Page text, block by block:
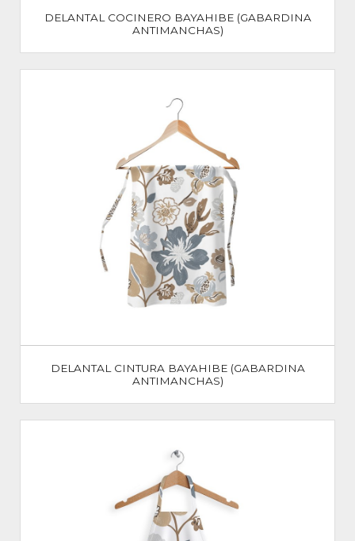
DELANTAL COCINERO BAYAHIBE (GABARDINA
ANTIMANCHAS)
DELANTAL CINTURA BAYAHIBE (GABARDINA
ANTIMANCHAS)